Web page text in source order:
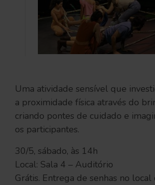
Uma atividade sensível que
a proximidade física através do
criando pontes de cuidado e
os participantes.
30/5, sábado, às 14h
Local: Sala 4 – Auditório
Grátis. Entrega de senhas no